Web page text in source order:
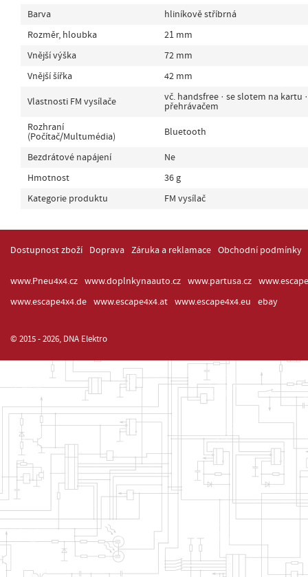
Barva
hliníkově stříbrná
Rozměr, hloubka
21 mm
Vnější výška
72 mm
Vnější šířka
42 mm
Vlastnosti FM vysílače
vč. handsfree · se slotem na kartu
přehrávačem
Rozhraní
(Počítač/Multumédia)
Bluetooth
Bezdrátové napájení
Ne
Hmotnost
36 g
Kategorie produktu
FM vysílač
Dostupnost zboží Doprava Záruka a reklamace Obchodní podmínky
www.Pneu4x4.cz www.doplnkynaauto.cz www.partusa.cz
www.escape4x4.de
www.escape4x4.at www.escape4x4.eu ebay
© 2015 - 2026, DNA Elektro